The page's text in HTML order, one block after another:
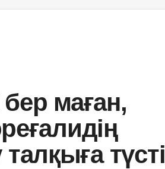
бер маған,
түсті